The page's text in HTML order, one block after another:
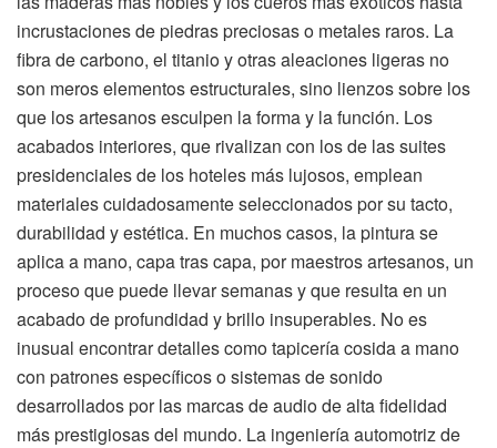
incrustaciones de piedras preciosas o metales raros. La
fibra de carbono, el titanio y otras aleaciones ligeras no
son meros elementos estructurales, sino lienzos sobre los
que los artesanos esculpen la forma y la función. Los
acabados interiores, que rivalizan con los de las suites
presidenciales de los hoteles más lujosos, emplean
materiales cuidadosamente seleccionados por su tacto,
durabilidad y estética. En muchos casos, la pintura se
aplica a mano, capa tras capa, por maestros artesanos, un
proceso que puede llevar semanas y que resulta en un
acabado de profundidad y brillo insuperables. No es
inusual encontrar detalles como tapicería cosida a mano
con patrones específicos o sistemas de sonido
desarrollados por las marcas de audio de alta fidelidad
más prestigiosas del mundo. La ingeniería automotriz de